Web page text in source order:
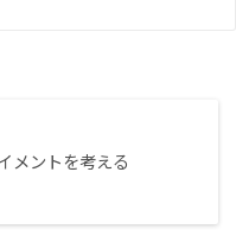
メントを考える